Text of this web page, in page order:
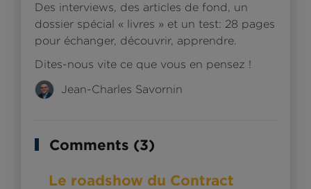
Des interviews, des articles de fond, un
dossier spécial « livres » et un test: 28 pages
pour échanger, découvrir, apprendre.
Dites-nous vite ce que vous en pensez !
Jean-Charles Savornin
Comments (3)
Le roadshow du Contract